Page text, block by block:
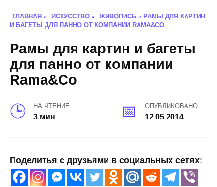
ГЛАВНАЯ » ИСКУССТВО » ЖИВОПИСЬ » РАМЫ ДЛЯ КАРТИН
И БАГЕТЫ ДЛЯ ПАННО ОТ КОМПАНИИ RAMA&CO
Рамы для картин и багеты
для панно от компании
Rama&Co
НА ЧТЕНИЕ
3 мин.
ОПУБЛИКОВАНО
12.05.2014
Поделитья с друзьями в социальных сетях: